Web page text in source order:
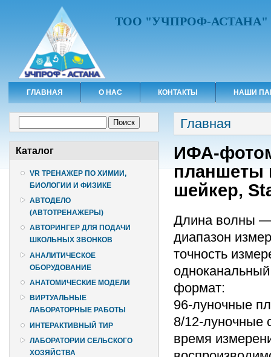
ТОО "УЧПРОФ-АСТАНА"
ГЛАВНАЯ О НАС КОНТАКТЫ НАШИ
Каталог
VR ТРЕНАЖЕР ПО ХИМИИ,
БИОЛОГИИ И ФИЗИКЕ
АВТОДЕЛО
(АВТОТРЕНАЖЕРЫ)
АВТОРИНГЕР ДЛЯ ПОДАЧИ
ШКОЛЬНЫХ ЗВОНКОВ
АНАЛИТИЧЕСКОЕ
ОБОРУДОВАНИЕ
АНАТОМИЧЕСКИЕ МОДЕЛИ
ВИРТУАЛЬНЫЕ
ЛАБОРАТОРНЫЕ РАБОТЫ
ИНТЕРАКТИВНЫЙ ТИР
ЛАБОРАТОРИИ СЕЛЬСКОГО
ХОЗЯЙСТВА
Вы здесь
Главная
ИФА-
планшеты
шейкер,
Длина волны —
диапазон
точность
формат:
96-луночные
8/12-луночные
время